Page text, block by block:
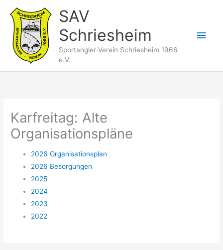
Inhalt
springen
SAV
Schriesheim
Sportangler-Verein Schriesheim 1966
e.V.
Karfreitag: Alte
Organisationspläne
2026 Organisationsplan
2026 Besorgungen
2025
2024
2023
2022